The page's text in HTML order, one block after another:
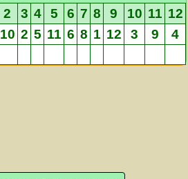
2 3 4 5 6 7 8 9 10 11 12
10 2 5 11 6 8 1 12 3 9
4